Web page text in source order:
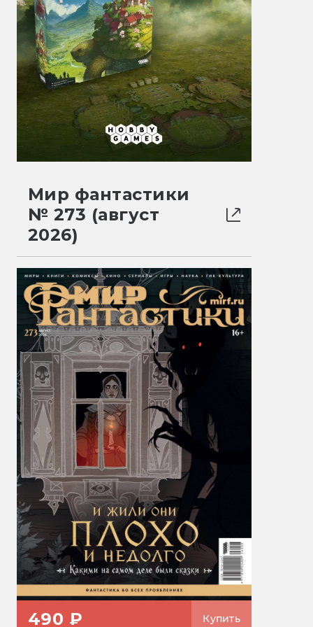
Мир фантастики
№ 273 (август
2026)
490 ₽ Купить